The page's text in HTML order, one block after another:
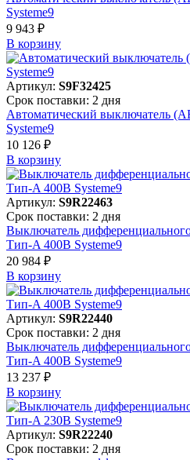
Systeme9
9 943 ₽
В корзинy
Артикул: S9F32425
Срок поставки: 2 дня
Автоматический выключатель
Systeme9
10 126 ₽
В корзинy
Артикул: S9R22463
Срок поставки: 2 дня
Выключатель
Тип-A 400В Systeme9
20 984 ₽
В корзинy
Артикул: S9R22440
Срок поставки: 2 дня
Выключатель
Тип-A 400В Systeme9
13 237 ₽
В корзинy
Артикул: S9R22240
Срок поставки: 2 дня